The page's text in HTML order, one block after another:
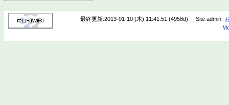
最終更新:2013-01-10 (木) 11:41:51 (4958d) Site admin: